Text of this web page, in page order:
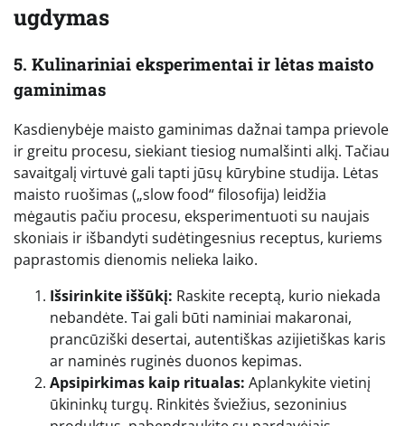
ugdymas
5. Kulinariniai eksperimentai ir lėtas maisto
gaminimas
Kasdienybėje maisto gaminimas dažnai tampa prievole
ir greitu procesu, siekiant tiesiog numalšinti alkį. Tačiau
savaitgalį virtuvė gali tapti jūsų kūrybine studija. Lėtas
maisto ruošimas („slow food“ filosofija) leidžia
mėgautis pačiu procesu, eksperimentuoti su naujais
skoniais ir išbandyti sudėtingesnius receptus, kuriems
paprastomis dienomis nelieka laiko.
Išsirinkite iššūkį: Raskite receptą, kurio niekada
nebandėte. Tai gali būti naminiai makaronai,
prancūziški desertai, autentiškas azijietiškas karis
ar naminės ruginės duonos kepimas.
Apsipirkimas kaip ritualas: Aplankykite vietinį
ūkininkų turgų. Rinkitės šviežius, sezoninius